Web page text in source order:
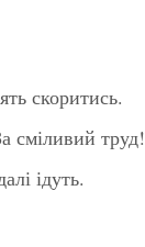
скоритись.
сміливий труд!
ідуть.